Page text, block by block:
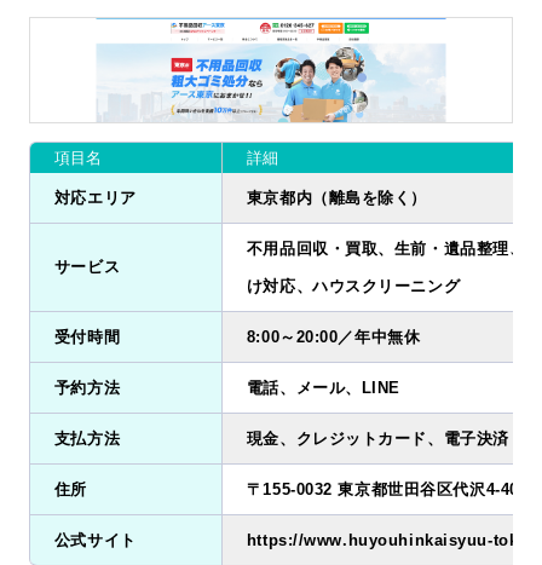
項目名 詳細
対応エリア 東京都内（離島を除く）
サービス
不用品回収・買取、生前・遺品整理、
け対応、ハウスクリーニング
受付時間 8:00～20:00／年中無休
予約方法 電話、メール、LINE
支払方法 現金、クレジットカード、電子決済
住所 〒155-0032 東京都世田谷区代沢4-40-
公式サイト https://www.huyouhinkaisyuu-